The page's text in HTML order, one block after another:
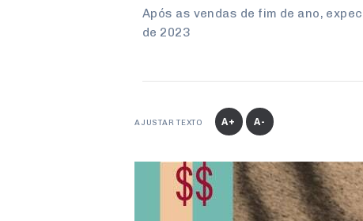
Após as vendas de fim de ano,
de 2023
AJUSTAR TEXTO A+ A-